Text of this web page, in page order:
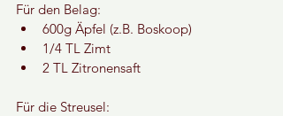
Für den Belag:
600g Äpfel (z.B. Boskoop)
1/4 TL Zimt
2 TL Zitronensaft
Für die Streusel: